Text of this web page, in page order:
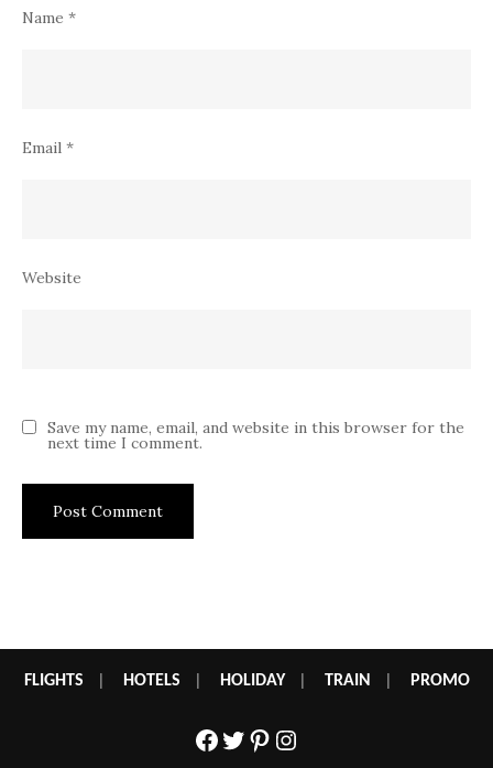
Name *
Email *
Website
Save my name, email, and website in this browser for the
next time I comment.
FLIGHTS HOTELS HOLIDAY| TRAIN PROMO
Facebook
Twitter
Pinterest
Instagram